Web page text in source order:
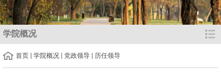
学院概况
首页 学院概况 党政领导 历任领导